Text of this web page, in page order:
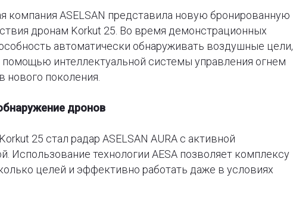
компания ASELSAN представила новую бронированную
дронам Korkut 25. Во время демонстрационных
автоматически обнаруживать воздушные цели,
интеллектуальной системы управления огнем
поколения.
дронов
25 стал радар ASELSAN AURA с активной
Использование технологии AESA позволяет комплексу
целей и эффективно работать даже в условиях